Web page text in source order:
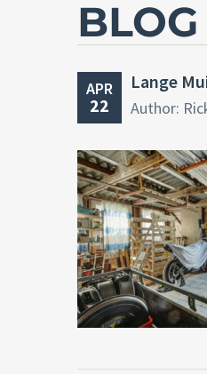
BLOG
APR
22
Lange
Author: